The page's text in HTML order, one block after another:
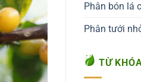
Phân bón lá
Phân tưới
TỪ